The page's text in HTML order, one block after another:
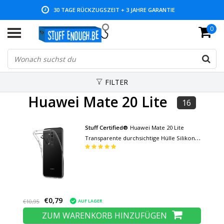
30 TAGE RÜCKZUGSZEIT + 3 JAHRE GARANTIE
NIEDRIGE PREISE UND GROSSE AUSWAHL 0
FILTER
Huawei Mate 20 Lite 16
Stuff Certified® Huawei Mate 20 Lite
Transparente durchsichtige Hülle Silikon
TPU Hülle
€10,95 €0,79 AUF LAGER
ZUM WARENKORB HINZUFÜGEN